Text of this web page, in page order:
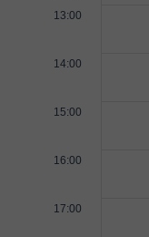
13:00
14:00
15:00
16:00
17:00